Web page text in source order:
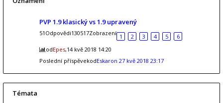
PVP 1.9 klasický vs 1.9 upravený
51Odpovědi130517Zobrazení 1 2 3 4 5
6
odEpes,14 kvě 2018 14:20
Poslední příspěvekodEskaron 27 kvě 2018 23:17
Témata